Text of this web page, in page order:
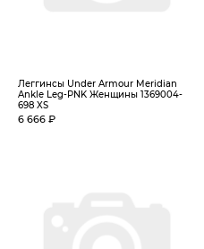
Леггинсы Under Armour Meridian
Ankle Leg-PNK Женщины 1369004-
698 XS
6 666 ₽